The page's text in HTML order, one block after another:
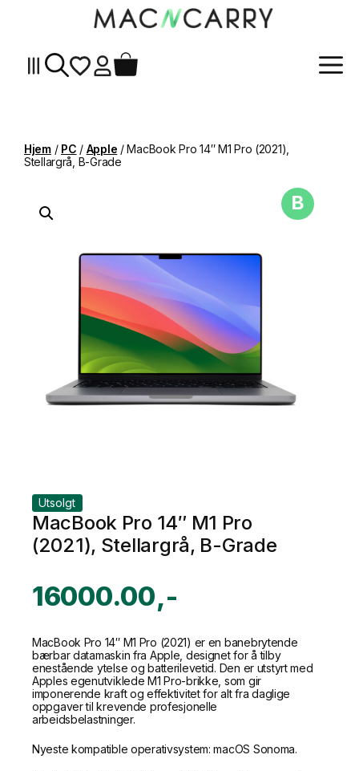
Hjem/ PC / Apple / MacBook Pro 14″ M1 Pro (2021),
Stellargrå, B-Grade
B
Utsolgt
MacBook Pro 14″ M1 Pro
(2021), Stellargrå, B-Grade
16000.00
MacBook Pro 14″ M1 Pro (2021) er en banebrytende
bærbar datamaskin fra Apple, designet for å tilby
enestående ytelse og batterilevetid. Den er utstyrt med
Apples egenutviklede M1 Pro-brikke, som gir
imponerende kraft og effektivitet for alt fra daglige
oppgaver til krevende profesjonelle
arbeidsbelastninger.
Nyeste kompatible operativsystem: macOS Sonoma.